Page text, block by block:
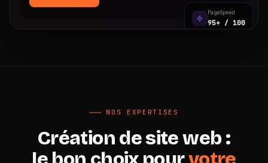
PageSpeed
95+ / 100
NOS EXPERTISES
Création de site web :